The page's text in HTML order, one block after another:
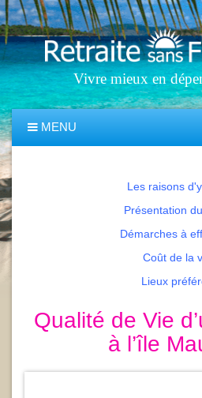
Vivre mieux en
MENU
Les raisons
Présentation
Démarches à
Coût de la
Lieux
Qualité de Vie
à l’île